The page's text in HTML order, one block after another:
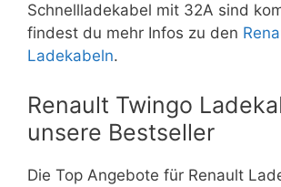
Schnellladekabel mit 32A sind
findest du mehr Infos zu den
Ladekabeln.
Renault Twingo
unsere Bestseller
Die Top Angebote für Renault